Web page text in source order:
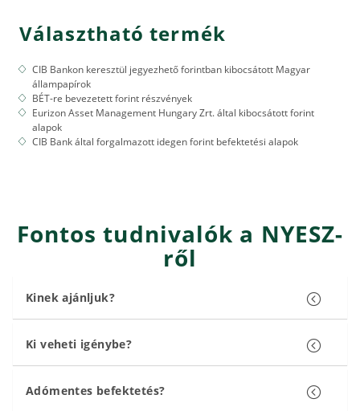
Választható termék
CIB Bankon keresztül jegyezhető forintban kibocsátott Magyar
állampapírok
BÉT-re bevezetett forint részvények
Eurizon Asset Management Hungary Zrt. által kibocsátott forint
alapok
CIB Bank által forgalmazott idegen forint befektetési alapok
Fontos tudnivalók a NYESZ-
ről
Kinek ajánljuk?
Ki veheti igénybe?
Adómentes befektetés?